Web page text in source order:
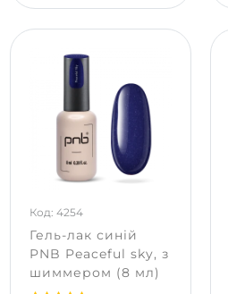
Код: 4254
Гель-лак синій
PNB Peaceful sky, з
шиммером (8 мл)